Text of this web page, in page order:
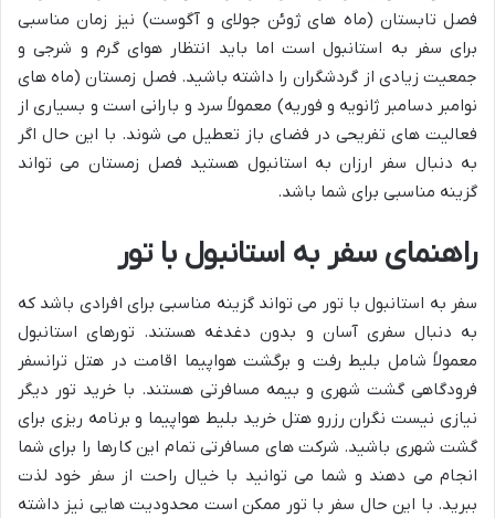
فصل تابستان (ماه های ژوئن جولای و آگوست) نیز زمان مناسبی
برای سفر به استانبول است اما باید انتظار هوای گرم و شرجی و
جمعیت زیادی از گردشگران را داشته باشید. فصل زمستان (ماه های
نوامبر دسامبر ژانویه و فوریه) معمولاً سرد و بارانی است و بسیاری از
فعالیت های تفریحی در فضای باز تعطیل می شوند. با این حال اگر
به دنبال سفر ارزان به استانبول هستید فصل زمستان می تواند
گزینه مناسبی برای شما باشد.
راهنمای سفر به استانبول با تور
سفر به استانبول با تور می تواند گزینه مناسبی برای افرادی باشد که
به دنبال سفری آسان و بدون دغدغه هستند. تورهای استانبول
معمولاً شامل بلیط رفت و برگشت هواپیما اقامت در هتل ترانسفر
فرودگاهی گشت شهری و بیمه مسافرتی هستند. با خرید تور دیگر
نیازی نیست نگران رزرو هتل خرید بلیط هواپیما و برنامه ریزی برای
گشت شهری باشید. شرکت های مسافرتی تمام این کارها را برای شما
انجام می دهند و شما می توانید با خیال راحت از سفر خود لذت
ببرید. با این حال سفر با تور ممکن است محدودیت هایی نیز داشته